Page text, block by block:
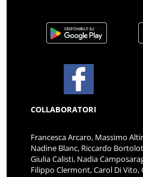
COLLABORATORI
Francesca Arcaro, Massimo
Nadine Blanc, Riccardo
Giulia Calisti, Nadia
Filippo Clermont, Carol Di Vito,